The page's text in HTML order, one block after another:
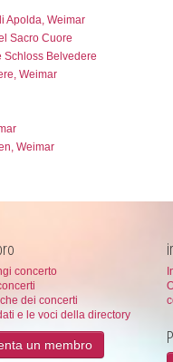
Apolda, Weimar
Sacro Cuore
Schloss Belvedere
Weimar
Weimar
concerto
dei concerti
e le voci della directory
un membro